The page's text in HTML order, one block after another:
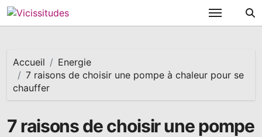
Passer
au
Accueil
Energie
7 raisons de choisir une pompe à chaleur pour se
chauffer
7 raisons de choisir une pompe